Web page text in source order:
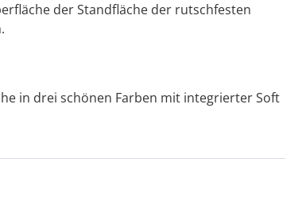
der Standfläche der rutschfesten
in drei schönen Farben mit integrierter Soft